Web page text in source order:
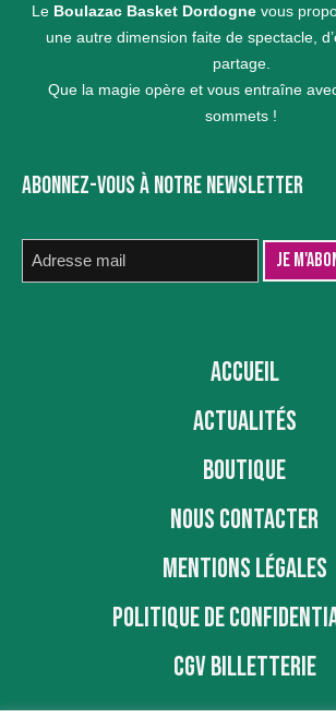
Le Boulazac Basket Dordogne vous
une autre dimension faite de spectacle,
partage.
Que la magie opère et vous entraîne
sommets !
ABONNEZ-VOUS À NOTRE NEWSLETTER
ACCUEIL
ACTUALITÉS
BOUTIQUE
NOUS CONTACTER
MENTIONS LÉGALES
POLITIQUE DE
CGV BILLETTERIE